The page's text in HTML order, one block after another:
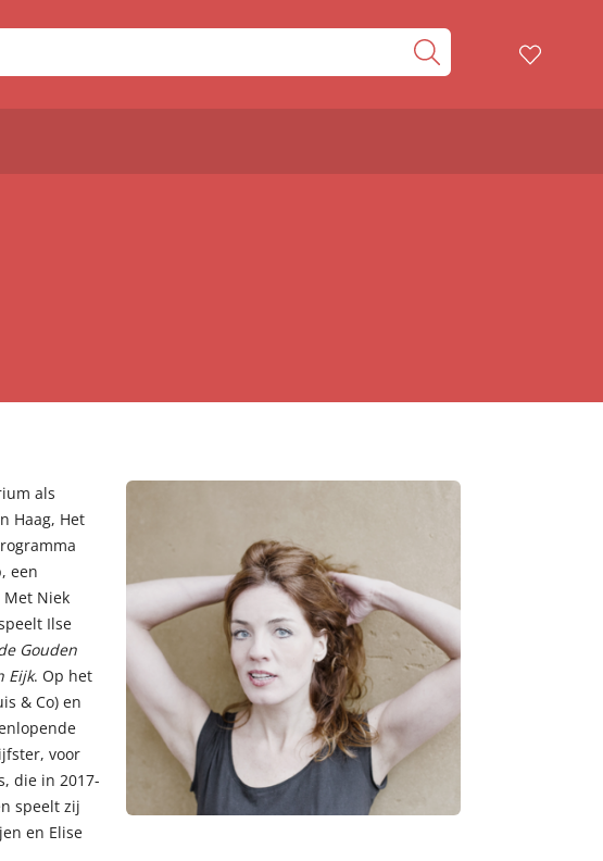
als
Haag, Het
een
Niek
Ilse
Gouden
Eijk. Op het
& Co) en
voor
die in 2017-
speelt zij
en Elise